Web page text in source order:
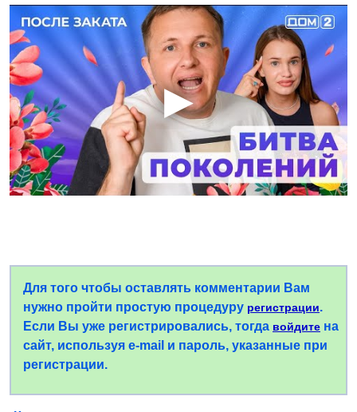
Для того чтобы оставлять комментарии Вам
нужно пройти простую процедуру регистрации.
Если Вы уже регистрировались, тогда войдите на
сайт, используя e-mail и пароль, указанные при
регистрации.